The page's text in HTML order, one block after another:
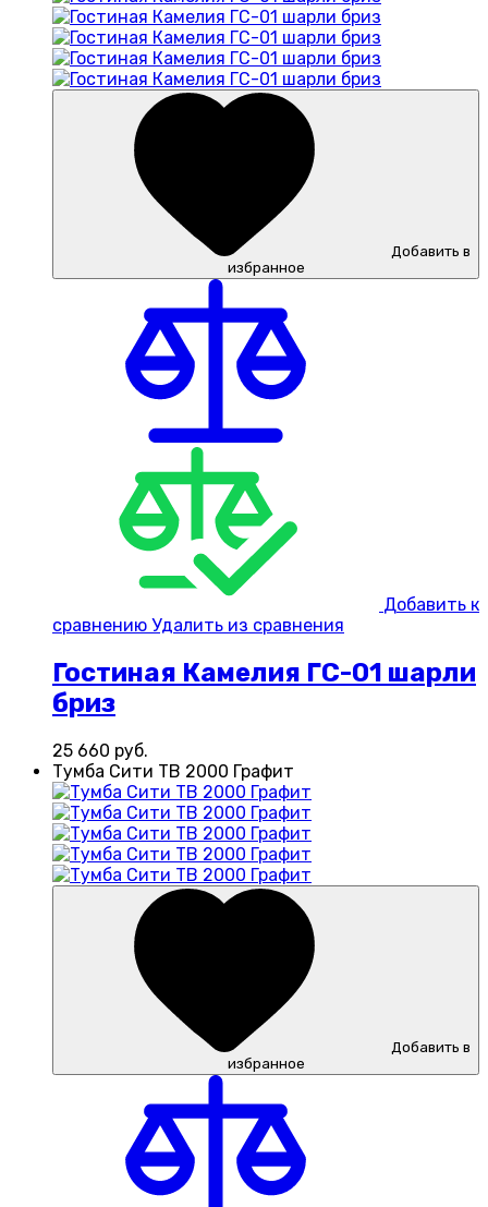
Добавить в
избранное
Добавить к
сравнению Удалить из сравнения
Гостиная Камелия ГС-01 шарли
бриз
25 660 руб.
Тумба Сити ТВ 2000 Графит
Добавить в
избранное